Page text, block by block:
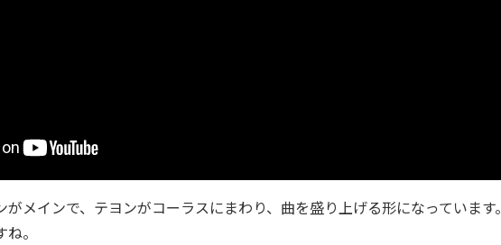
メインで、テヨンがコーラスにまわり、曲を盛り上げる形になっています。
。